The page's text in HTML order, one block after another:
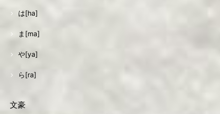
は[ha]
ま[ma]
や[ya]
ら[ra]
文豪